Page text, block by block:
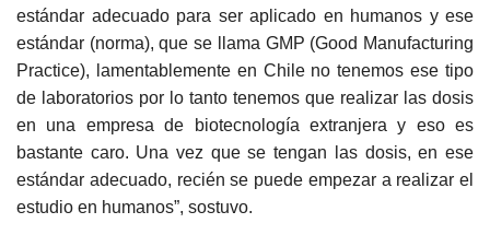
estándar adecuado para ser aplicado en humanos y ese
estándar (norma), que se llama GMP (Good Manufacturing
Practice), lamentablemente en Chile no tenemos ese tipo
de laboratorios por lo tanto tenemos que realizar las dosis
en una empresa de biotecnología extranjera y eso es
bastante caro. Una vez que se tengan las dosis, en ese
estándar adecuado, recién se puede empezar a realizar el
estudio en humanos”, sostuvo.